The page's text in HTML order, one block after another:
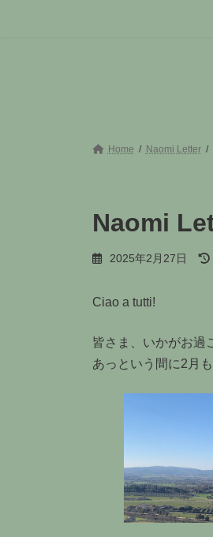
Home Naomi Letter
Naomi
2025年2月27日
Ciao a tutti!
皆さま、いかがお過
あっという間に2月